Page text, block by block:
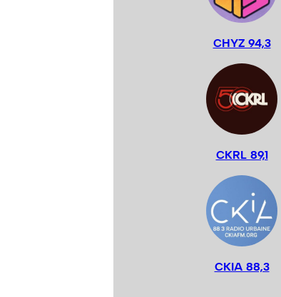
CHYZ 94,3
CKRL 89,1
CKIA 88,3